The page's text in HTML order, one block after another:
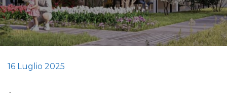
16 Luglio 2025